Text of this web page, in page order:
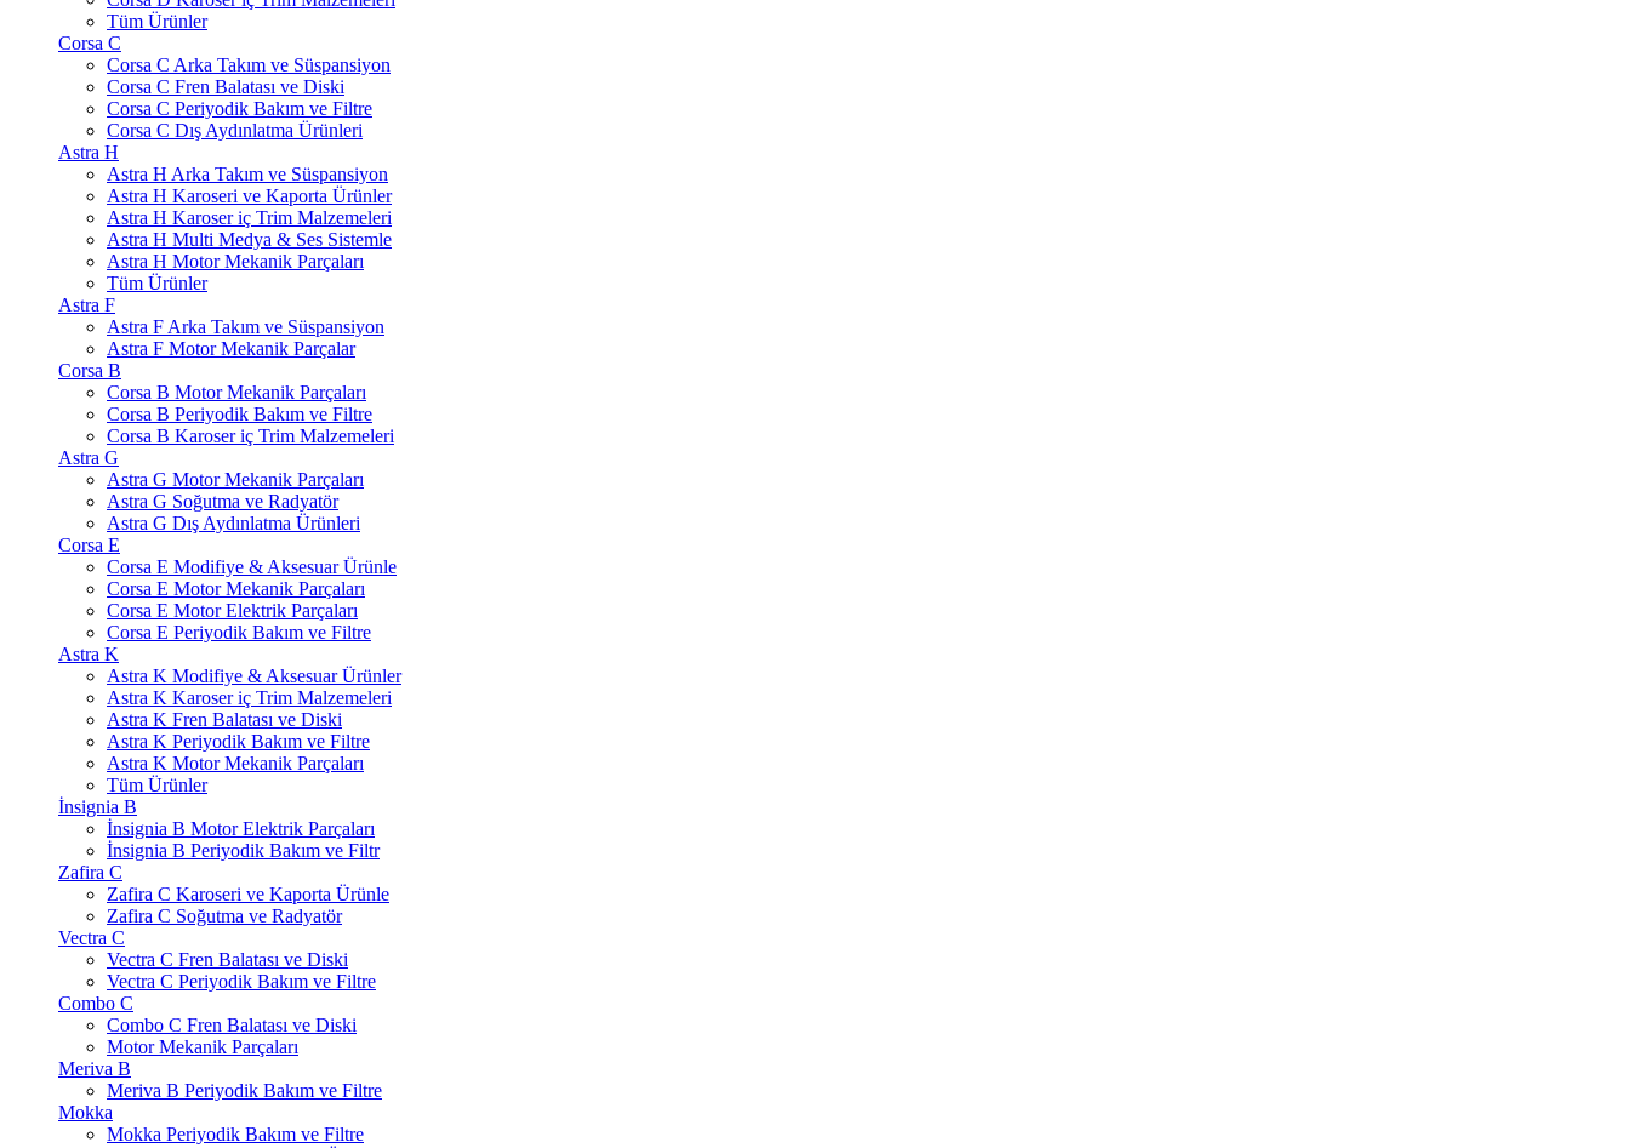
Tüm Ürünler
Corsa C
Corsa C Arka Takım ve Süspansiyon
Corsa C Fren Balatası ve Diski
Corsa C Periyodik Bakım ve Filtre
Corsa C Dış Aydınlatma Ürünleri
Astra H
Astra H Arka Takım ve Süspansiyon
Astra H Karoseri ve Kaporta Ürünler
Astra H Karoser iç Trim Malzemeleri
Astra H Multi Medya & Ses Sistemle
Astra H Motor Mekanik Parçaları
Tüm Ürünler
Astra F
Astra F Arka Takım ve Süspansiyon
Astra F Motor Mekanik Parçalar
Corsa B
Corsa B Motor Mekanik Parçaları
Corsa B Periyodik Bakım ve Filtre
Corsa B Karoser iç Trim Malzemeleri
Astra G
Astra G Motor Mekanik Parçaları
Astra G Soğutma ve Radyatör
Astra G Dış Aydınlatma Ürünleri
Corsa E
Corsa E Modifiye & Aksesuar Ürünle
Corsa E Motor Mekanik Parçaları
Corsa E Motor Elektrik Parçaları
Corsa E Periyodik Bakım ve Filtre
Astra K
Astra K Modifiye & Aksesuar Ürünler
Astra K Karoser iç Trim Malzemeleri
Astra K Fren Balatası ve Diski
Astra K Periyodik Bakım ve Filtre
Astra K Motor Mekanik Parçaları
Tüm Ürünler
İnsignia B
İnsignia B Motor Elektrik Parçaları
İnsignia B Periyodik Bakım ve Filtr
Zafira C
Zafira C Karoseri ve Kaporta Ürünle
Zafira C Soğutma ve Radyatör
Vectra C
Vectra C Fren Balatası ve Diski
Vectra C Periyodik Bakım ve Filtre
Combo C
Combo C Fren Balatası ve Diski
Motor Mekanik Parçaları
Meriva B
Meriva B Periyodik Bakım ve Filtre
Mokka
Mokka Periyodik Bakım ve Filtre